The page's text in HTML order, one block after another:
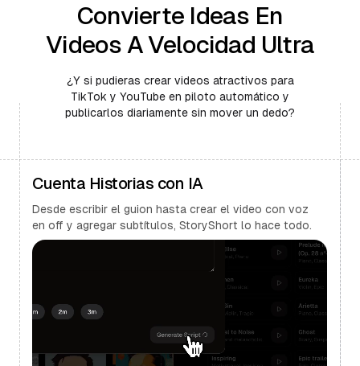
Convierte Ideas En
Videos A Velocidad Ultra
¿Y si pudieras crear videos atractivos para
TikTok y YouTube en piloto automático y
publicarlos diariamente sin mover un dedo?
Cuenta Historias con IA
Desde escribir el guion hasta crear el video con voz
en off y agregar subtítulos, StoryShort lo hace todo.